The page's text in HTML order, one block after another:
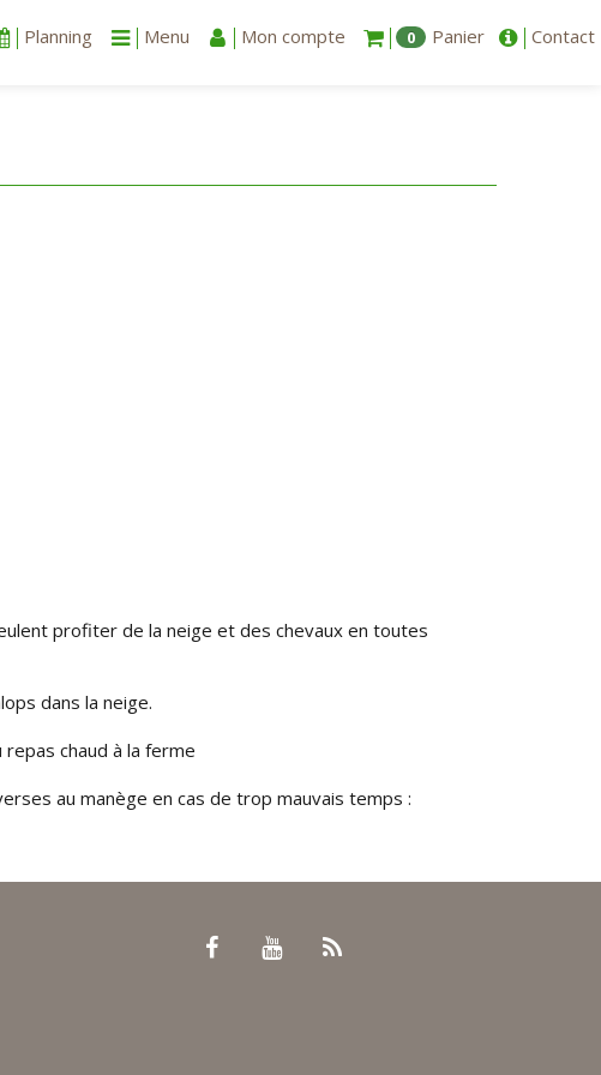
Planning Menu Mon compte 0 Panier Contact
profiter de la neige et des chevaux en toutes
dans la neige.
repas chaud à la ferme
au manège en cas de trop mauvais temps :